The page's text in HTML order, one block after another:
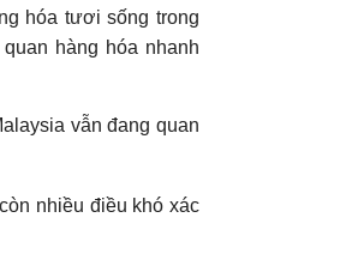
hóa tươi sống trong
hàng hóa nhanh
vẫn đang quan
nhiều điều khó xác